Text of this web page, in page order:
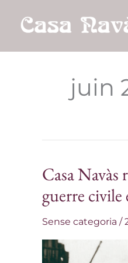
juin
Casa
guerre civile
Sense categoria /
Casa
reconstruira
la
tour
détruite